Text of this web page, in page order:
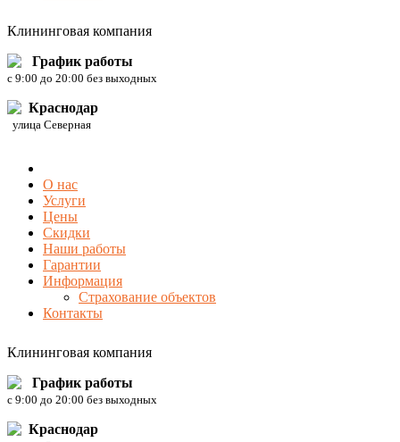
Клининговая компания
График работы
c 9:00 до 20:00 без выходных
Краснодар
улица Северная
О нас
Услуги
Цены
Скидки
Наши работы
Гарантии
Информация
Страхование объектов
Контакты
Клининговая компания
График работы
c 9:00 до 20:00 без выходных
Краснодар